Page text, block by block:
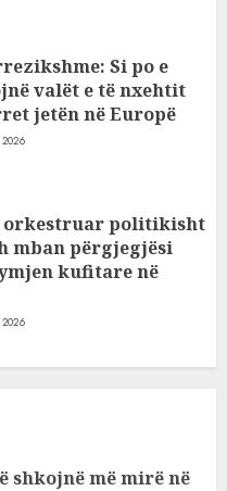
Si po e
valët e të nxehtit
jetën në Europë
orkestruar politikisht
mban përgjegjësi
kufitare në
shkojnë më mirë në